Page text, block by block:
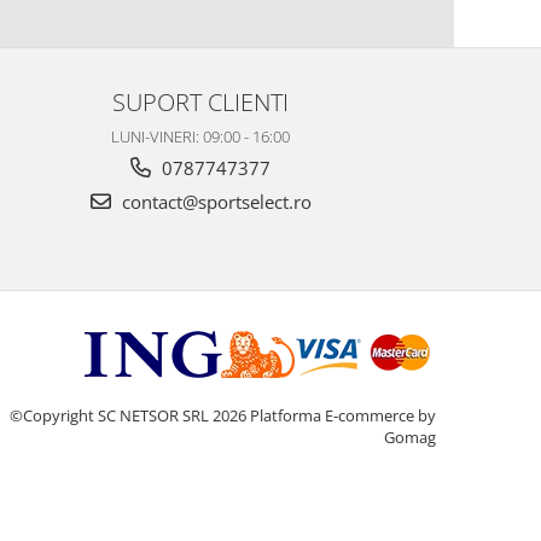
SUPORT CLIENTI
LUNI-VINERI: 09:00 - 16:00
0787747377
contact@sportselect.ro
©Copyright SC NETSOR SRL 2026 Platforma E-commerce by
Gomag